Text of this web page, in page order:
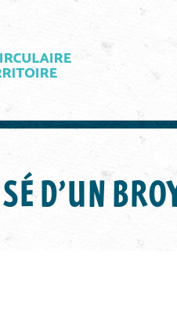
ACHAT MUTUALISÉ
D’UN